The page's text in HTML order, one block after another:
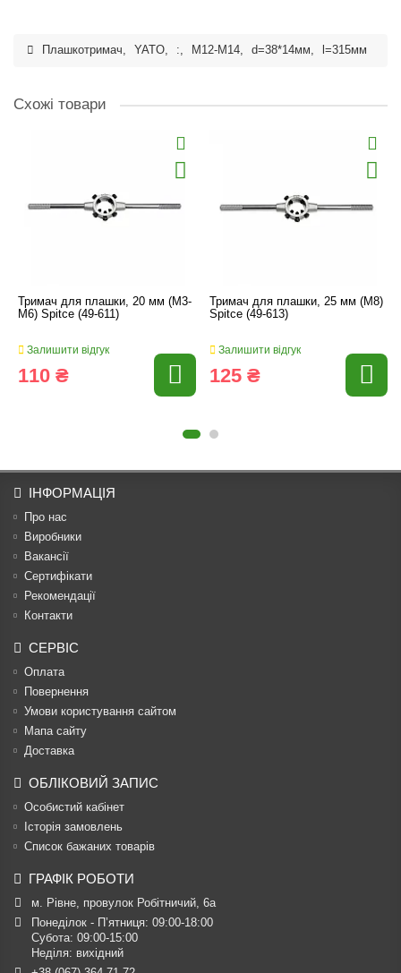
Плашкотримач, YATO, :, M12-M14, d=38*14мм, l=315мм
Схожі товари
Тримач для плашки, 20 мм (M3-
M6) Spitce (49-611)
Залишити відгук
110 ₴
Тримач для плашки, 25 мм (M8)
Spitce (49-613)
Залишити відгук
125 ₴
ІНФОРМАЦІЯ
Про нас
Виробники
Вакансії
Сертифікати
Рекомендації
Контакти
СЕРВІС
Оплата
Повернення
Умови користування сайтом
Мапа сайту
Доставка
ОБЛІКОВИЙ ЗАПИС
Особистий кабінет
Історія замовлень
Список бажаних товарів
ГРАФІК РОБОТИ
м. Рівне, провулок Робітничий, 6а
Понеділок - П’ятниця: 09:00-18:00
Субота: 09:00-15:00
Неділя: вихідний